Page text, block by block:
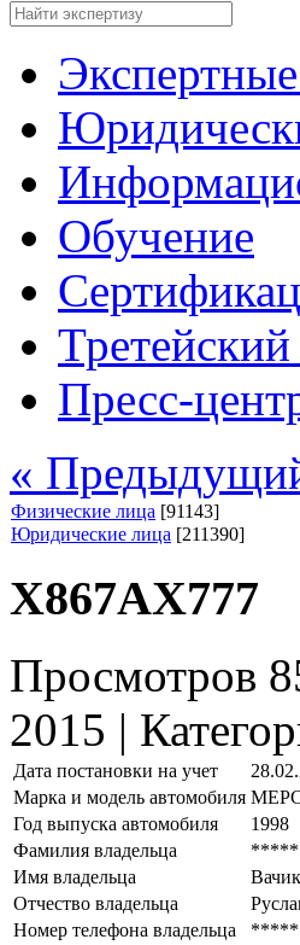
Обучение
Третейский
Пресс-
«
Физические лица [91143]
Юридические лица [211390]
Х867АХ777
Просмотров
2015 |
Дата постановки на учет
Марка и модель автомобиля
Год выпуска автомобиля
1998
Фамилия владельца
Имя владельца
Вачик
Отчество владельца
Номер телефона владельца